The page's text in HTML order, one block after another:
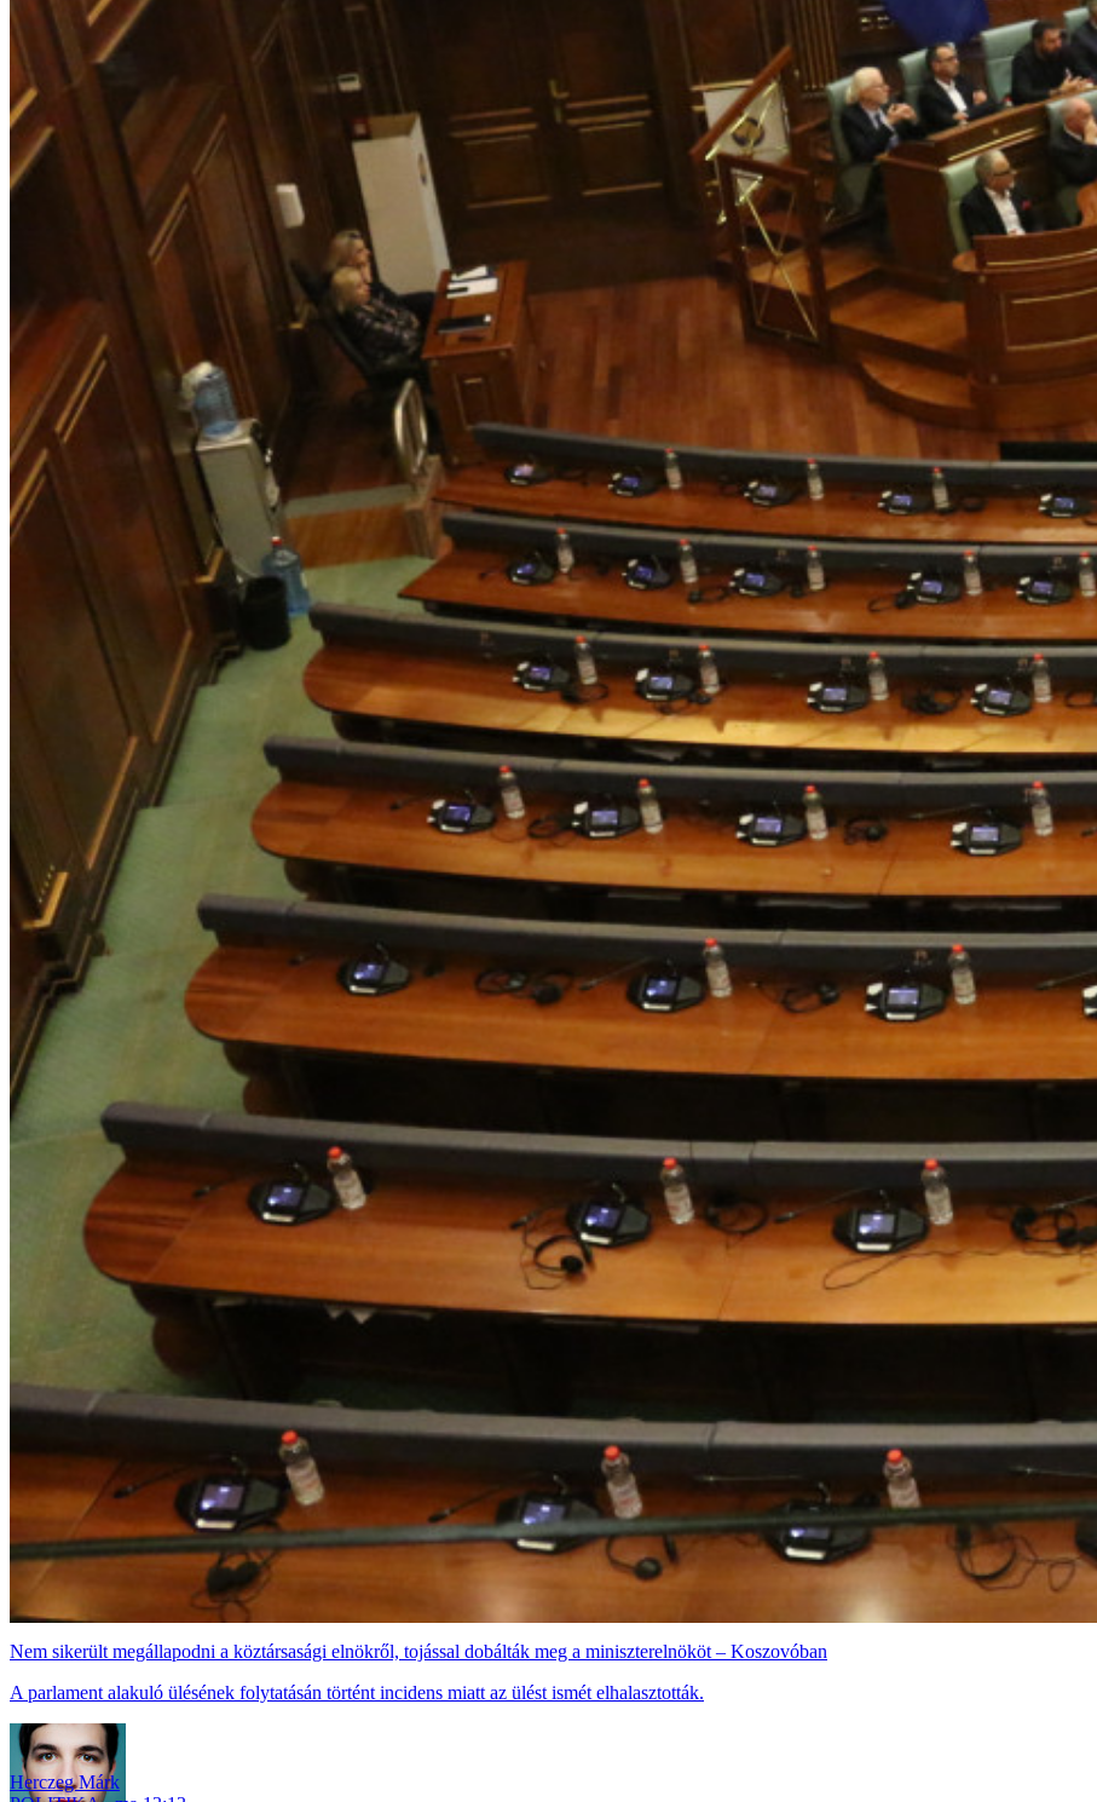
Nem sikerült megállapodni a köztársasági elnökről, tojással dobálták meg a miniszterelnököt – Koszovóban
A parlament alakuló ülésének folytatásán történt incidens miatt az ülést ismét elhalasztották.
Herczeg Márk